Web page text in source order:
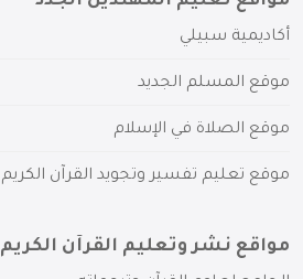
أكاديمية سبيلي
موقع المسلم الجديد
موقع الصلاة في الإسلام
موقع تعليم تفسير وتجويد القرآن الكريم
مواقع نشر وتعليم القرآن الكريم